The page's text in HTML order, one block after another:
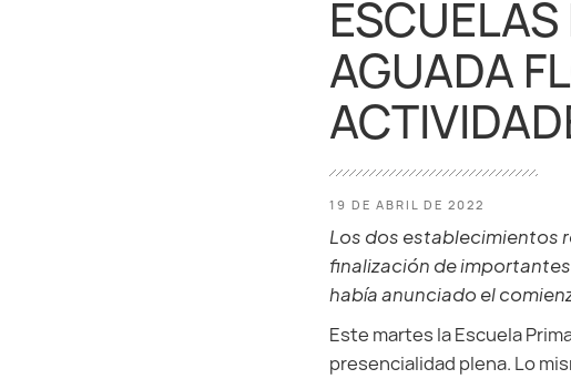
AGUADA
19 DE ABRIL DE 2022
Los dos establecimientos
finalización de
había anunciado el
Este martes la Escuela
presencialidad plena. Lo